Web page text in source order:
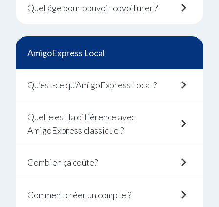
Quel âge pour pouvoir covoiturer ?
AmigoExpress Local
Qu’est-ce qu’AmigoExpress Local ?
Quelle est la différence avec
AmigoExpress classique ?
Combien ça coûte?
Comment créer un compte ?